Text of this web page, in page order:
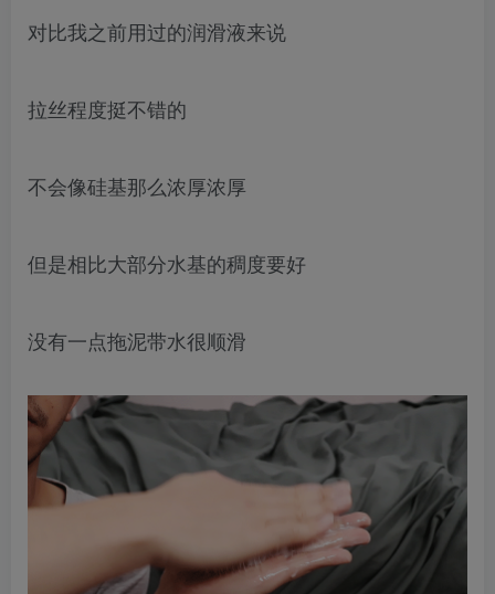
对比我之前用过的润滑液来说
拉丝程度挺不错的
不会像硅基那么浓厚浓厚
但是相比大部分水基的稠度要好
没有一点拖泥带水很顺滑